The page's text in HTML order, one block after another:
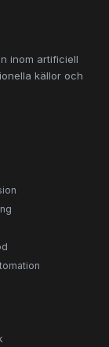
inom artificiell
källor och